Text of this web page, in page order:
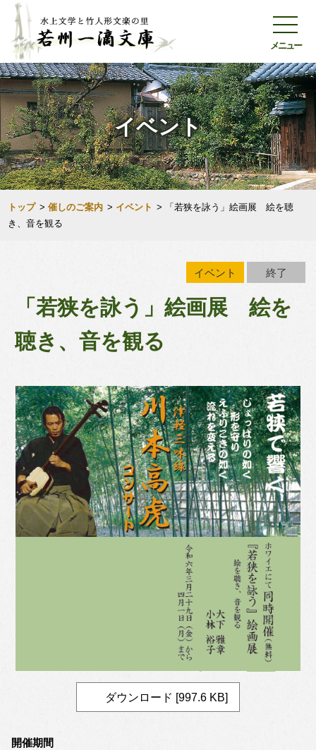
メニュー
イベント
トップ >催しのご案内 > イベント >
「若狭を詠う」絵画展 絵を聴
き、音を観る
イベント 終了
「若狭を詠う」絵画展 絵を
聴き、音を観る
ダウンロード [997.6 KB]
開催期間